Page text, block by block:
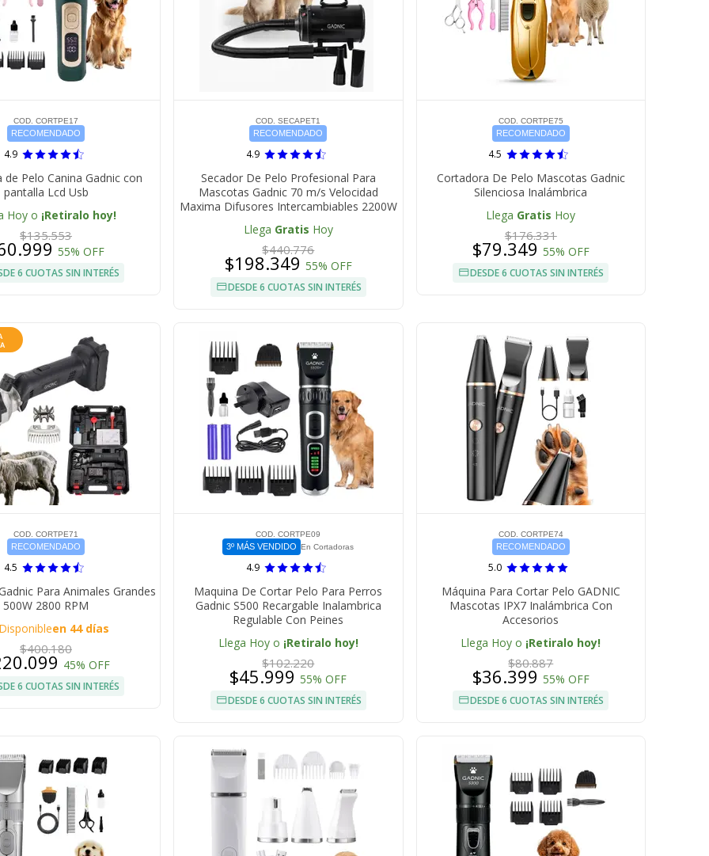
COD. CORTPE17
RECOMENDADO
4.9
Pelo Canina Gadnic con
pantalla Lcd Usb
Hoy o ¡Retiralo hoy!
$135.553
55% OFF
6 CUOTAS SIN INTERÉS
COD. SECAPET1
RECOMENDADO
4.9
Secador De Pelo Profesional Para
Mascotas Gadnic 70 m/s Velocidad
Maxima Difusores Intercambiables 2200W
Llega Gratis Hoy
$440.776
$198.349 55% OFF
DESDE 6 CUOTAS SIN INTERÉS
COD. CORTPE75
RECOMENDADO
4.5
Cortadora De Pelo Mascotas Gadnic
Silenciosa Inalámbrica
Llega Gratis Hoy
$176.331
$79.349 55% OFF
DESDE 6 CUOTAS SIN INTERÉS
COD. CORTPE71
RECOMENDADO
4.5
Para Animales Grandes
500W 2800 RPM
en 44 días
$400.180
45% OFF
6 CUOTAS SIN INTERÉS
COD. CORTPE09
3º MÁS VENDIDO En Cortadoras
4.9
Maquina De Cortar Pelo Para Perros
Gadnic S500 Recargable Inalambrica
Regulable Con Peines
Llega Hoy o ¡Retiralo hoy!
$102.220
$45.99955% OFF
DESDE 6 CUOTAS SIN INTERÉS
COD. CORTPE74
RECOMENDADO
5.0
Máquina Para Cortar Pelo GADNIC
Mascotas IPX7 Inalámbrica Con
Accesorios
Llega Hoy o ¡Retiralo hoy!
$80.887
$36.399 55% OFF
DESDE 6 CUOTAS SIN INTERÉS